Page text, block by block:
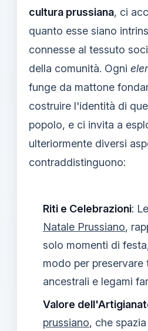
cultura prussiana, ci
quanto esse siano
connesse al tessuto
della comunità. Ogni
funge da mattone
costruire l'identità di
popolo, e ci invita a
ulteriormente diversi
contraddistinguono:
Riti e Celebrazioni: Le
Natale Prussiano,
solo momenti di
modo per preservare
ancestrali e legami
Valore
prussiano, che